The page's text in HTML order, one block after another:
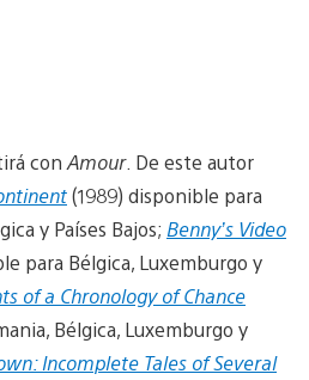
con Amour. De este autor
(1989) disponible para
y Países Bajos; Benny’s Video
para Bélgica, Luxemburgo y
of a Chronology of Chance
Bélgica, Luxemburgo y
Incomplete Tales of Several